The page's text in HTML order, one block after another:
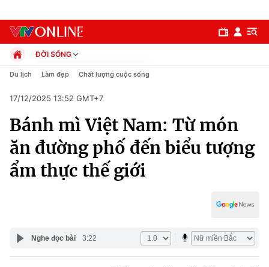
Chuyên mục
Chính trị
Xã hội
Y tế
ĐỜI SỐNG
Chính trị
Pháp luật
Kinh tế
Thể thao
Truyền hình
Văn hóa - Giải trí
Du lịch Làm đẹp Chất lượng cuộc sống
17/12/2025 13:52 GMT+7
Bánh mì Việt Nam: Từ món
ăn đường phố đến biểu tượng
ẩm thực thế giới
Nghe đọc bài 3:22